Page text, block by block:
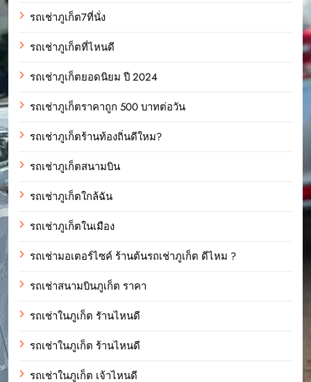
รถเช่าภูเก็ต7ที่นั่ง
รถเช่าภูเก็ตที่ไหนดี
รถเช่าภูเก็ตยอดนิยม ปี 2024
รถเช่าภูเก็ตราคาถูก 500 บาทต่อวัน
รถเช่าภูเก็ตร้านท้องถิ่นดีใหม?
รถเช่าภูเก็ตสนามบิน
รถเช่าภูเก็ตใกล้ฉัน
รถเช่าภูเก็ตในเมือง
รถเช่ามอเตอร์ไซค์ ร้านต้นรถเช่าภูเก็ต ดีไหม ?
รถเช่าสนามบินภูเก็ต ราคา
รถเช่าในภูเก็ต รัานไหนดี
รถเช่าในภูเก็ต ร้านไหนดี
รถเช่าในภูเก็ต เจ้าไหนดี